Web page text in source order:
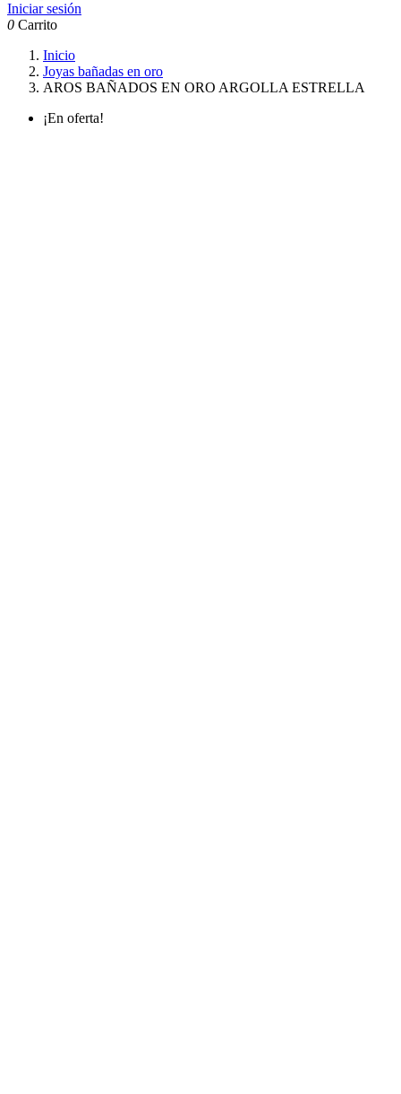
Iniciar sesión
0 Carrito
Inicio
Joyas bañadas en oro
AROS BAÑADOS EN ORO ARGOLLA ESTRELLA
¡En oferta!